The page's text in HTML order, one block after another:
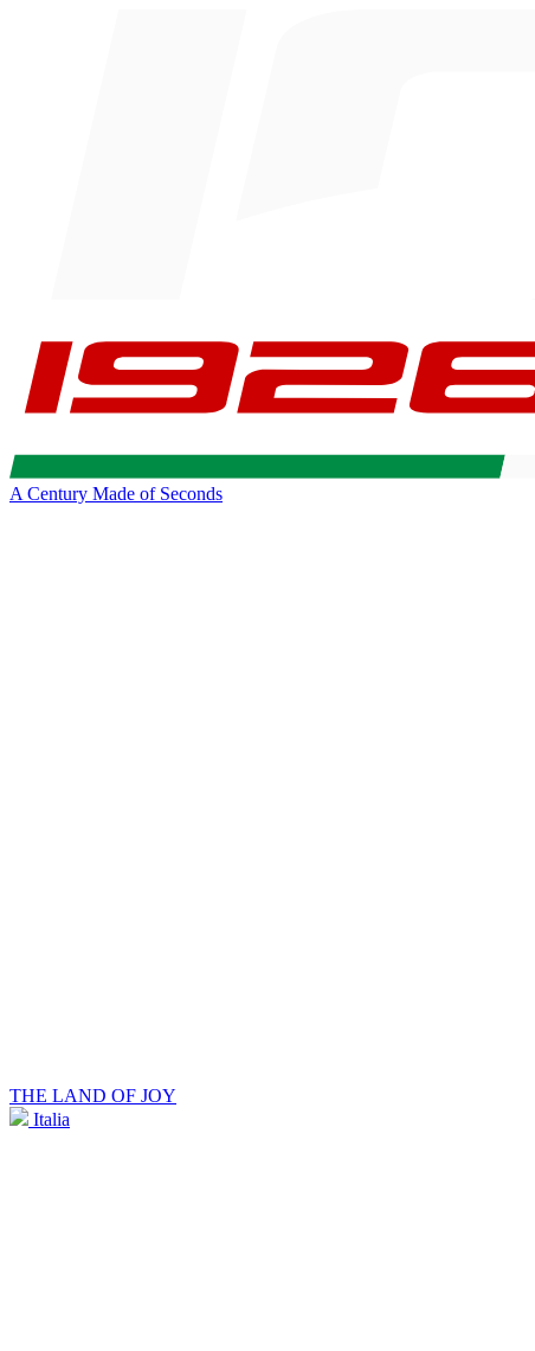
A Century Made of Seconds
THE LAND OF JOY
Italia